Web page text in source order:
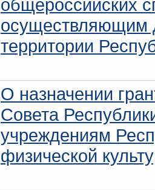
общероссийских
осуществляющим
территории
О назначении
Совета
учреждениям
физической